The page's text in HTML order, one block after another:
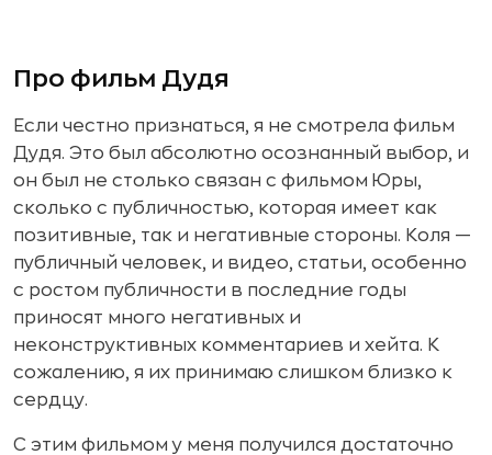
Про фильм Дудя
Если честно признаться, я не смотрела фильм
Дудя. Это был абсолютно осознанный выбор, и
он был не столько связан с фильмом Юры,
сколько с публичностью, которая имеет как
позитивные, так и негативные стороны. Коля —
публичный человек, и видео, статьи, особенно
с ростом публичности в последние годы
приносят много негативных и
неконструктивных комментариев и хейта. К
сожалению, я их принимаю слишком близко к
сердцу.
С этим фильмом у меня получился достаточно